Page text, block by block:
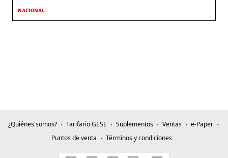
NACIONAL
¿Quiénes somos? Tarifario GESE Suplementos Ventas
e-Paper
Puntos de venta
Términos y condiciones